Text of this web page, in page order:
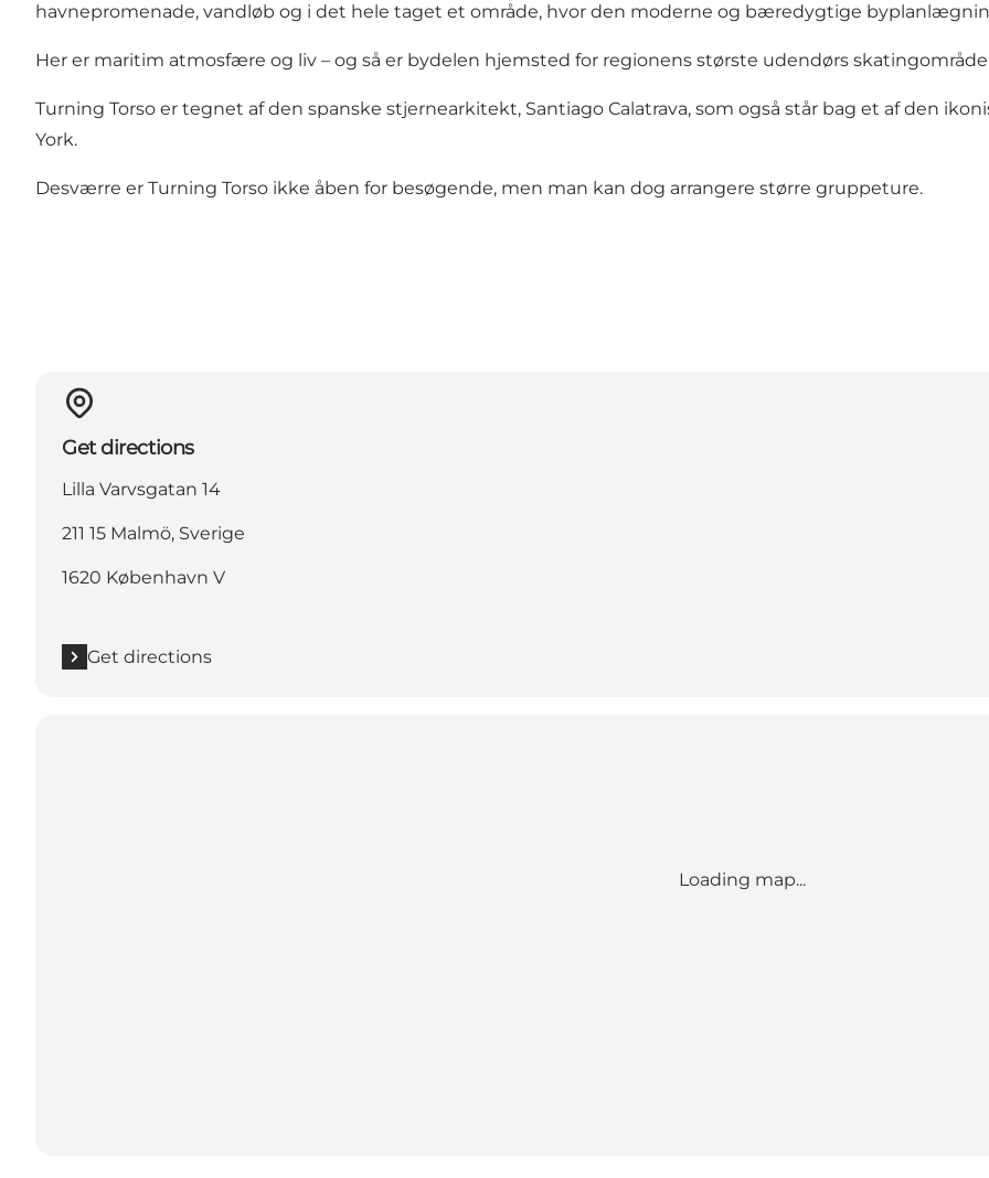
havnepromenade, vandløb og i det hele taget et område, hvor den moderne og bæredygtige
Her er maritim atmosfære og liv – og så er bydelen hjemsted for regionens største udendørs
Turning Torso er tegnet af den spanske stjernearkitekt, Santiago Calatrava, som også står bag et af den
York.
Desværre er Turning Torso ikke åben for besøgende, men man kan dog arrangere større gruppeture.
Get directions
Lilla Varvsgatan 14
211 15 Malmö, Sverige
1620 København V
Get directions
Loading map...